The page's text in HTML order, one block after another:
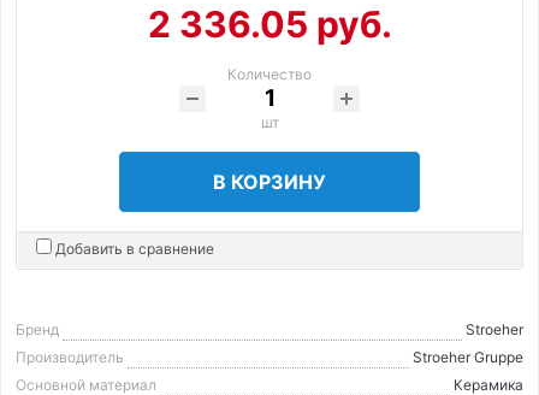
2 336.05 руб.
Количество
шт
В КОРЗИНУ
Добавить в сравнение
Бренд
Stroeher
Производитель
Stroeher Gruppe
Основной материал
Керамика